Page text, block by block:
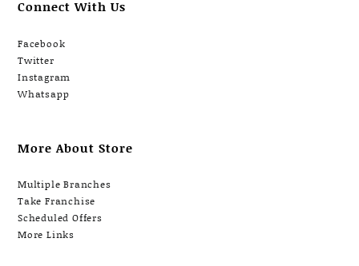
Connect With Us
Facebook
Twitter
Instagram
Whatsapp
More About Store
Multiple Branches
Take Franchise
Scheduled Offers
More Links